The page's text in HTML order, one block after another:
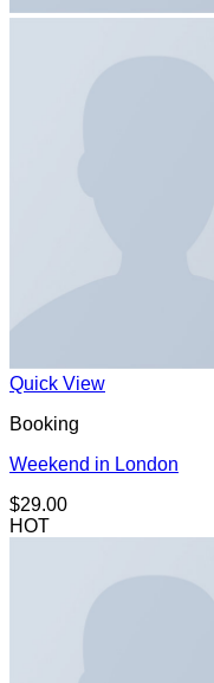
Quick View
Booking
Weekend in London
$29.00
HOT